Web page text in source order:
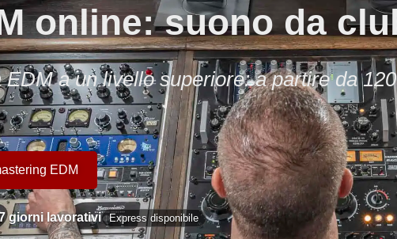
online: suono da
a un livello superiore: a partire da
EDM
giorni lavorativi Express disponibile